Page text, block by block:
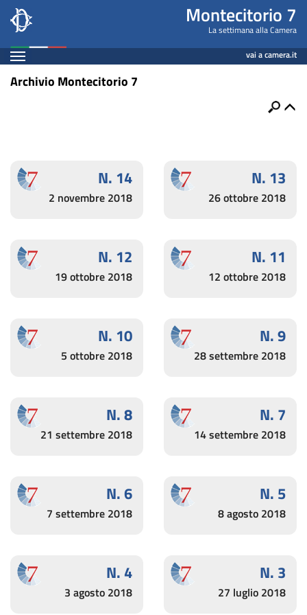
Salta
contenuto
principale
Montecitorio7 Montecitorio 7
La settimana alla Camera
Espandi vai a camera.it
Contenuto
Archivio Montecitorio 7
N. 14
2 novembre 2018
N. 13
26 ottobre 2018
N. 12
19 ottobre 2018
N. 11
12 ottobre 2018
N. 10
5 ottobre 2018
N. 9
28 settembre 2018
N. 8
21 settembre 2018
N. 7
14 settembre 2018
N. 6
7 settembre 2018
N. 5
8 agosto 2018
N. 4
3 agosto 2018
N. 3
27 luglio 2018